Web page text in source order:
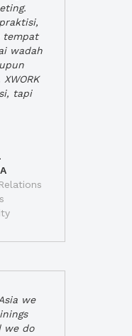
tempat
wadah
tapi
we
we do